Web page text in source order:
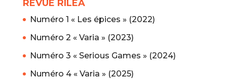
REVUE RILEA
Numéro 1 « Les épices » (2022)
Numéro 2 « Varia » (2023)
Numéro 3 « Serious Games » (2024)
Numéro 4 « Varia » (2025)